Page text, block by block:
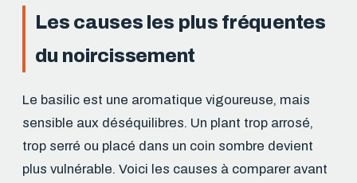
Les causes les plus fréquentes
du noircissement
Le basilic est une aromatique vigoureuse, mais
sensible aux déséquilibres. Un plant trop arrosé,
trop serré ou placé dans un coin sombre devient
plus vulnérable. Voici les causes à comparer avant